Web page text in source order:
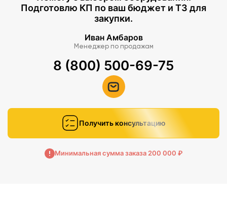
Подготовлю КП по ваш бюджет и ТЗ для
закупки.
Иван Амбаров
Менеджер по продажам
8 (800) 500-69-75
Получить консультацию
Минимальная сумма заказа 200 000 ₽